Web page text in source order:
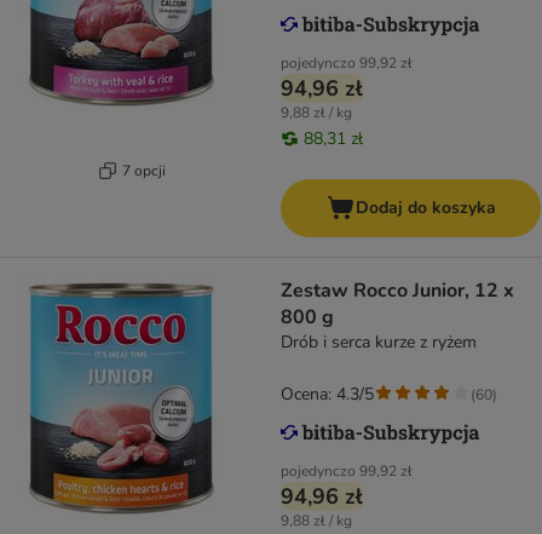
7 opcji
pojedynczo 99,92 zł
94,96 zł
9,88 zł / kg
88,31 zł
Dodaj do koszyka
Zestaw Rocco Junior, 12 x
800 g
Drób i serca kurze z ryżem
pojedynczo 99,92 zł
94,96 zł
9,88 zł / kg
Ocena: 4.3/5 (60)